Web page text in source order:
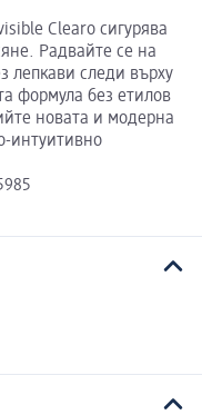
Clearо сигурява
Радвайте се на
лепкави следи върху
формула без етилов
новата и модерна
интуитивно